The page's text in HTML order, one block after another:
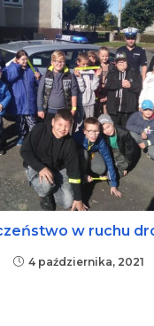
w ruchu
4 października, 2021